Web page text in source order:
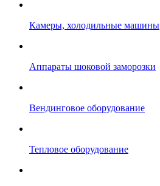
Камеры, холодильные машины
Аппараты шоковой заморозки
Вендинговое оборудование
Тепловое оборудование